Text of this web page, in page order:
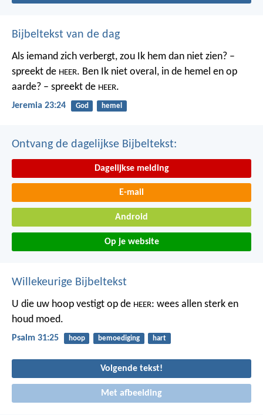
Bijbeltekst van de dag
Als iemand zich verbergt, zou Ik hem dan niet zien? –
spreekt de HEER. Ben Ik niet overal, in de hemel en op
aarde? – spreekt de HEER.
Jeremia 23:24 God hemel
Ontvang de dagelijkse Bijbeltekst:
Dagelijkse melding
E-mail
Android
Op je website
Willekeurige Bijbeltekst
U die uw hoop vestigt op de HEER: wees allen sterk en
houd moed.
Psalm 31:25 hoop bemoediging hart
Volgende tekst!
Met afbeelding